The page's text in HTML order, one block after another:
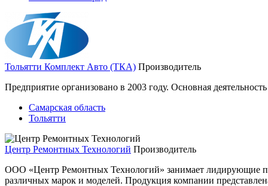
Тольятти Комплект Авто (ТКА) Производитель
Предприятие организовано в 2003 году. Основная
Самарская область
Тольятти
Центр Ремонтных Технологий Производитель
ООО «Центр Ремонтных Технологий» занимает лидирующие
различных марок и моделей. Продукция компании